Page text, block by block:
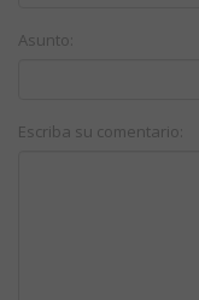
Asunto:
Escriba su comentario: